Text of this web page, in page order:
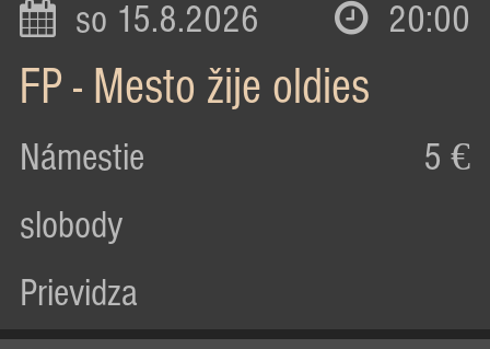
so 15.8.2026 20:00
FP - Mesto žije oldies
Námestie
slobody
Prievidza
5 €